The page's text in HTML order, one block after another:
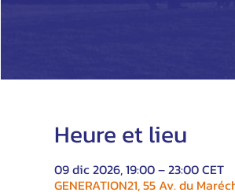
Heure et lieu
09 dic 2026, 19:00 – 23:00 CET
GENERATION21, 55 Av. du